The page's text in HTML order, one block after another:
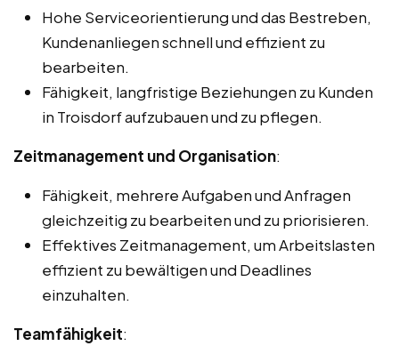
Hohe Serviceorientierung und das Bestreben,
Kundenanliegen schnell und effizient zu
bearbeiten.
Fähigkeit, langfristige Beziehungen zu Kunden
in Troisdorf aufzubauen und zu pflegen.
Zeitmanagement und Organisation:
Fähigkeit, mehrere Aufgaben und Anfragen
gleichzeitig zu bearbeiten und zu priorisieren.
Effektives Zeitmanagement, um Arbeitslasten
effizient zu bewältigen und Deadlines
einzuhalten.
Teamfähigkeit: